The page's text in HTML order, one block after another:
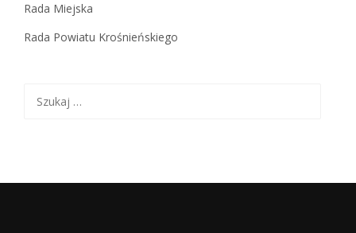
Rada Miejska
Rada Powiatu Krośnieńskiego